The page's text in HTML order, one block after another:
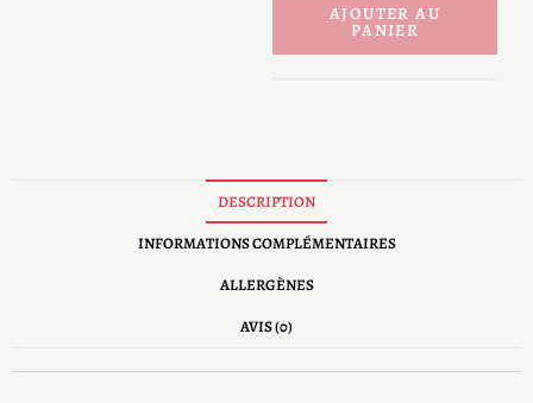
AJOUTER AU
PANIER
DESCRIPTION
INFORMATIONS COMPLÉMENTAIRES
ALLERGÈNES
AVIS (0)